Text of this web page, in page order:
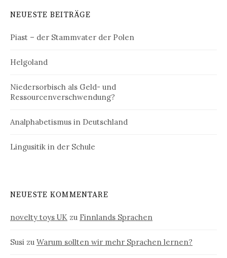
NEUESTE BEITRÄGE
Piast – der Stammvater der Polen
Helgoland
Niedersorbisch als Geld- und
Ressourcenverschwendung?
Analphabetismus in Deutschland
Lingusitik in der Schule
NEUESTE KOMMENTARE
novelty toys UK zu Finnlands Sprachen
Susi zu Warum sollten wir mehr Sprachen lernen?